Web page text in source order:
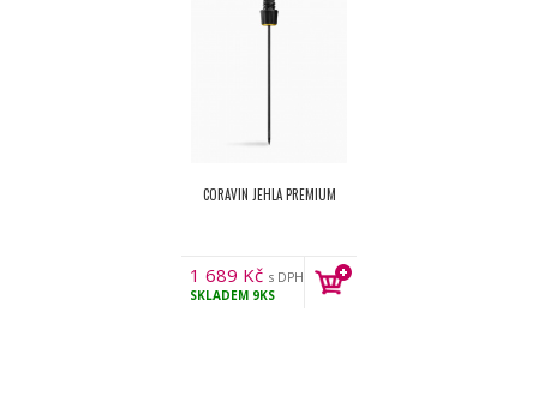
CORAVIN JEHLA PREMIUM
1 689 Kč s DPH
SKLADEM 9KS